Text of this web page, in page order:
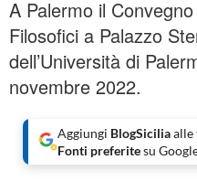
A Palermo il
Filosofici a Palazzo
dell’Università di
novembre 2022.
Aggiungi BlogSiciliaalle
Fonti preferitesu